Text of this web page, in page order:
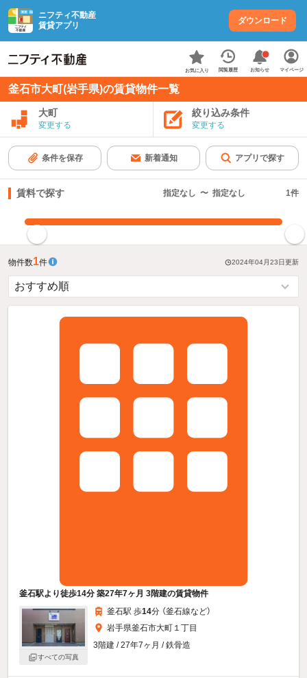
ニフティ不動産
賃貸アプリ
ダウンロード
お気に入り 閲覧履歴 お知らせ マイページ
釜石市大町(岩手県)の賃貸物件一覧
大町
変更する
絞り込み条件
変更する
条件を保存 新着通知 アプリで探す
賃料で探す 指定なし 〜 指定なし 1件
物件数1件 2024年04月23日更新
釜石駅より徒歩14分 築27年7ヶ月 3階建の賃貸物件
すべての写真
釜石駅 歩14分 （釜石線など）
岩手県釜石市大町１丁目
3階建 / 27年7ヶ月 / 鉄骨造